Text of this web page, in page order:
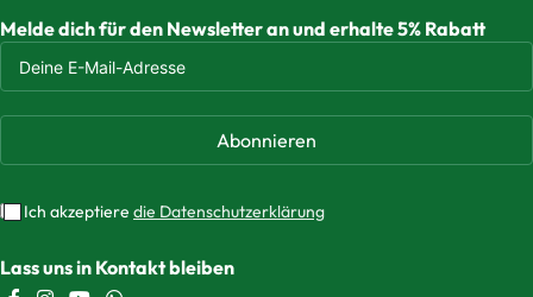
Melde dich für den Newsletter an und erhalte 5% Rabatt
Abonnieren
Ich akzeptiere die Datenschutzerklärung
Lass uns in Kontakt bleiben